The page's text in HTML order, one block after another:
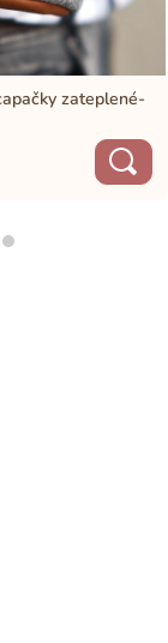
zateplené-